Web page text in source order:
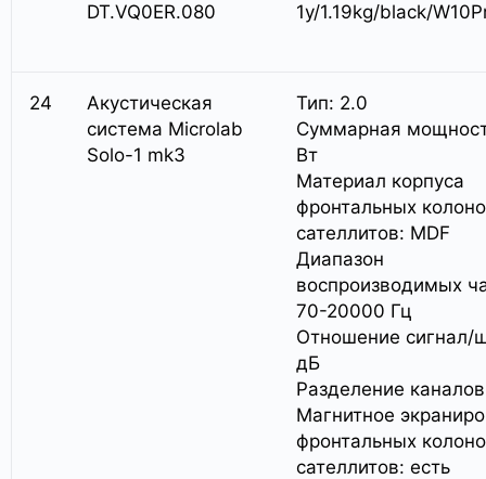
DT.VQ0ER.080
1y/1.19kg/black/
24
Акустическая
система Microlab
Solo-1 mk3
Тип: 2.0
Суммарная
Вт
Материал корпуса
фронтальных
сателлитов: MDF
Диапазон
воспроизводимых
70-20000 Гц
Отношение сигнал/
дБ
Разделение
Магнитное
фронтальных
сателлитов: есть